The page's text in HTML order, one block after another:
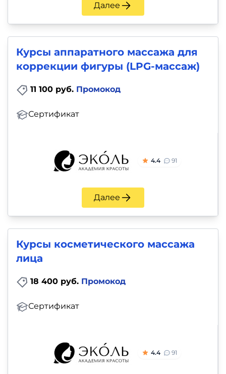
Далее
Курсы аппаратного массажа для
коррекции фигуры (LPG-массаж)
11 100 руб. Промокод
Сертификат
4.4 91
Далее
Курсы косметического массажа
лица
18 400 руб. Промокод
Сертификат
4.4 91